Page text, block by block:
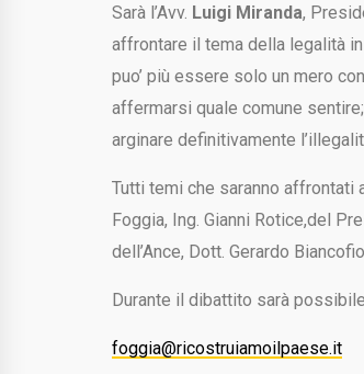
Sarà l’Avv. Luigi Miranda,
affrontare il tema della legalità
puo’ più essere solo un mero
affermarsi quale comune
arginare definitivamente
Tutti temi che saranno
Foggia, Ing. Gianni Rotice,del
dell’Ance, Dott. Gerardo
Durante il dibattito sarà
foggia@ricostruiamoilpaese.it